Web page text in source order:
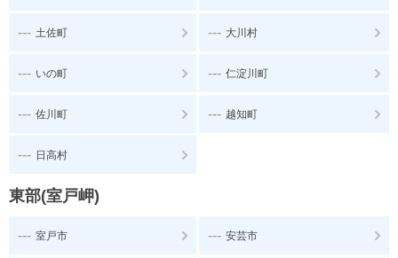
--- 土佐町 --- 大川村
--- いの町 --- 仁淀川町
--- 佐川町 --- 越知町
--- 日高村
東部(室戸岬)
--- 室戸市 --- 安芸市